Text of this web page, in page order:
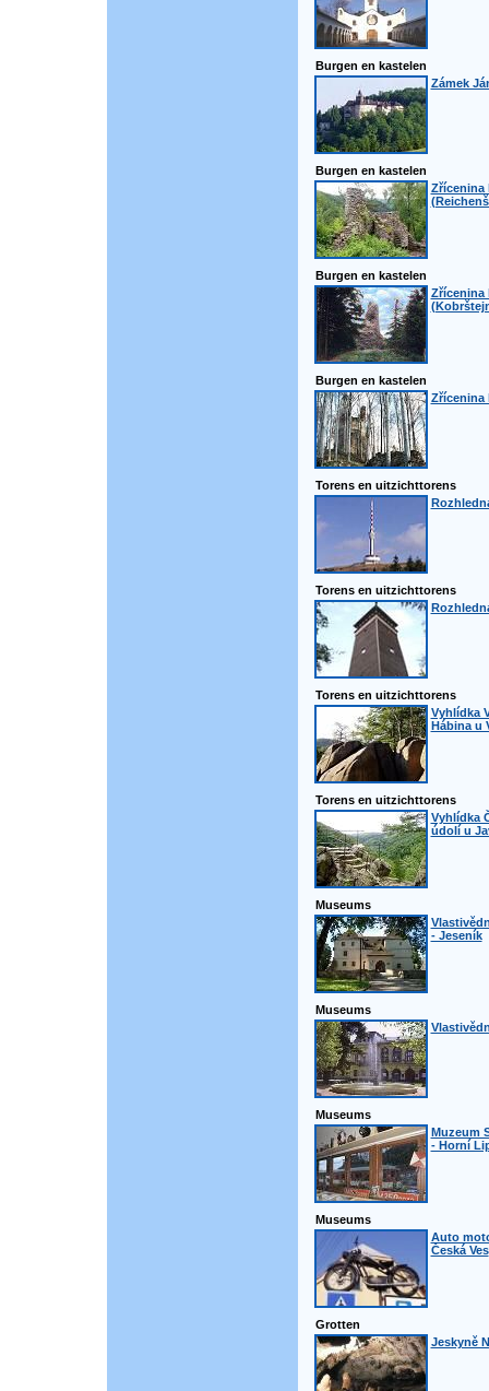
Burgen en kastelen
Zámek
Burgen en kastelen
Zřícenina
Burgen en kastelen
Zřícenina
Burgen en kastelen
Zřícenina
Torens en uitzichttorens
Torens en uitzichttorens
Torens en uitzichttorens
Vyhlídka
Hábina u
Torens en uitzichttorens
Vyhlídka
údolí u
Museums
- Jeseník
Museums
Museums
Muzeum
- Horní
Museums
Auto
Česká Ves
Grotten
Jeskyně